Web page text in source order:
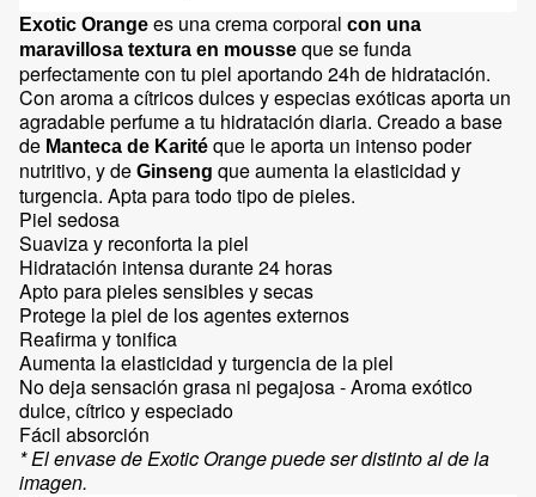
Exotic Orange es una crema corporal con una
maravillosa textura en mousse que se funda
perfectamente con tu piel aportando 24h de hidratación.
Con aroma a cítricos dulces y especias exóticas aporta un
agradable perfume a tu hidratación diaria. Creado a base
de Manteca de Karité que le aporta un intenso poder
nutritivo, y de Ginseng que aumenta la elasticidad y
turgencia. Apta para todo tipo de pieles.
Piel sedosa
Suaviza y reconforta la piel
Hidratación intensa durante 24 horas
Apto para pieles sensibles y secas
Protege la piel de los agentes externos
Reafirma y tonifica
Aumenta la elasticidad y turgencia de la piel
No deja sensación grasa ni pegajosa - Aroma exótico
dulce, cítrico y especiado
Fácil absorción
* El envase de Exotic Orange puede ser distinto al de la
imagen.